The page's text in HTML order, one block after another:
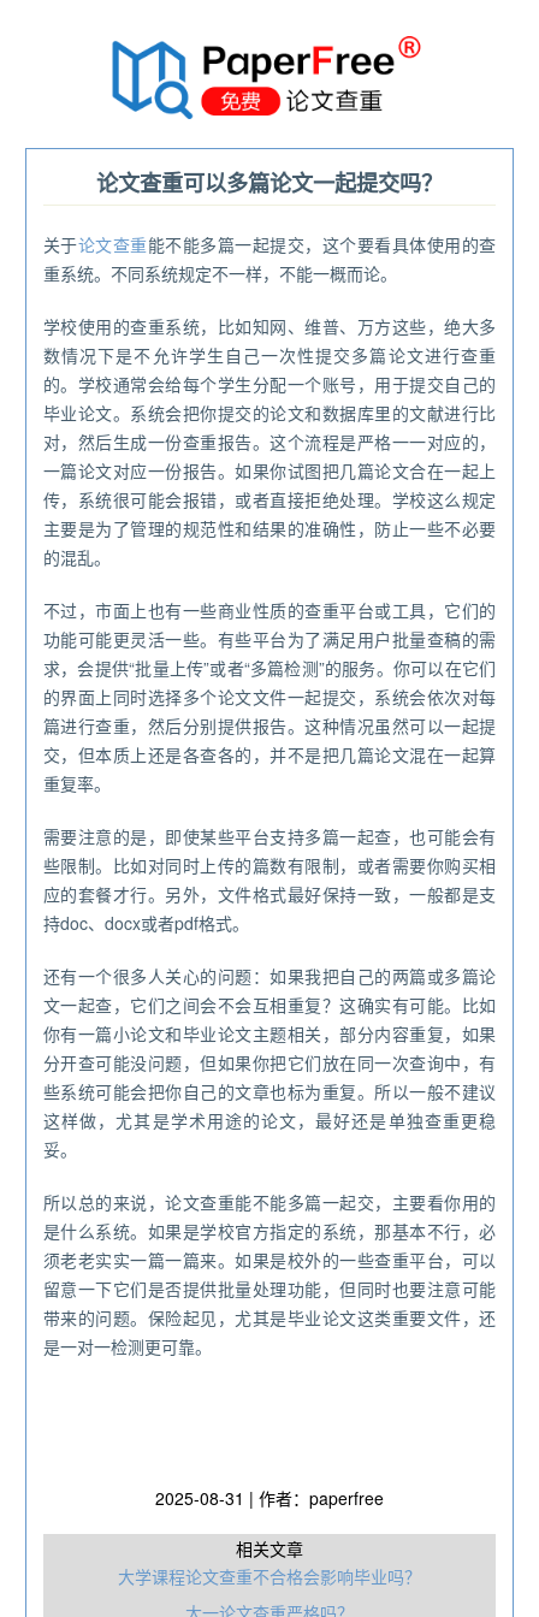
论文查重可以多篇论文一起提交吗？
关于论文查重能不能多篇一起提交，这个要看具体使用的查
重系统。不同系统规定不一样，不能一概而论。
学校使用的查重系统，比如知网、维普、万方这些，绝大多
数情况下是不允许学生自己一次性提交多篇论文进行查重
的。学校通常会给每个学生分配一个账号，用于提交自己的
毕业论文。系统会把你提交的论文和数据库里的文献进行比
对，然后生成一份查重报告。这个流程是严格一一对应的，
一篇论文对应一份报告。如果你试图把几篇论文合在一起上
传，系统很可能会报错，或者直接拒绝处理。学校这么规定
主要是为了管理的规范性和结果的准确性，防止一些不必要
的混乱。
不过，市面上也有一些商业性质的查重平台或工具，它们的
功能可能更灵活一些。有些平台为了满足用户批量查稿的需
求，会提供“批量上传”或者“多篇检测”的服务。你可以在它们
的界面上同时选择多个论文文件一起提交，系统会依次对每
篇进行查重，然后分别提供报告。这种情况虽然可以一起提
交，但本质上还是各查各的，并不是把几篇论文混在一起算
重复率。
需要注意的是，即使某些平台支持多篇一起查，也可能会有
些限制。比如对同时上传的篇数有限制，或者需要你购买相
应的套餐才行。另外，文件格式最好保持一致，一般都是支
持doc、docx或者pdf格式。
还有一个很多人关心的问题：如果我把自己的两篇或多篇论
文一起查，它们之间会不会互相重复？这确实有可能。比如
你有一篇小论文和毕业论文主题相关，部分内容重复，如果
分开查可能没问题，但如果你把它们放在同一次查询中，有
些系统可能会把你自己的文章也标为重复。所以一般不建议
这样做，尤其是学术用途的论文，最好还是单独查重更稳
妥。
所以总的来说，论文查重能不能多篇一起交，主要看你用的
是什么系统。如果是学校官方指定的系统，那基本不行，必
须老老实实一篇一篇来。如果是校外的一些查重平台，可以
留意一下它们是否提供批量处理功能，但同时也要注意可能
带来的问题。保险起见，尤其是毕业论文这类重要文件，还
是一对一检测更可靠。
2025-08-31 | 作者：paperfree
相关文章
大学课程论文查重不合格会影响毕业吗？